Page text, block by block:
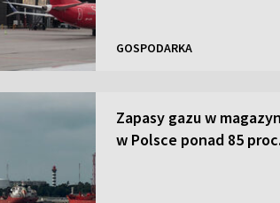
GOSPODARKA
Zapasy gazu w
w Polsce ponad 85 proc.